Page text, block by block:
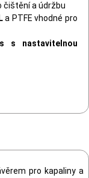
čištění a údržbu
a PTFE vhodné pro
s nastavitelnou
pro kapaliny a